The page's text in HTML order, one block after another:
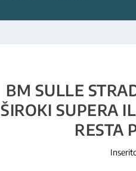
BM SULLE
ŠIROKI SUPERA
RESTA